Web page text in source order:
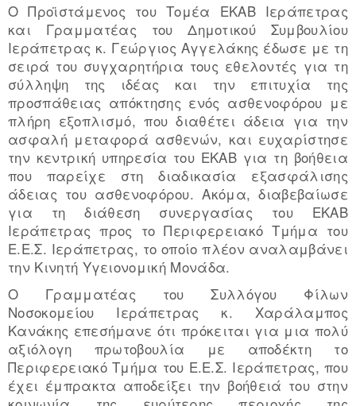
Ο Προϊστάμενος του Τομέα ΕΚΑΒ Ιεράπετρας
και Γραμματέας του Δημοτικού Συμβουλίου
Ιεράπετρας κ. Γεώργιος Αγγελάκης έδωσε με τη
σειρά του συγχαρητήρια τους εθελοντές για τη
σύλληψη της ιδέας και την επιτυχία της
προσπάθειας απόκτησης ενός ασθενοφόρου με
πλήρη εξοπλισμό, που διαθέτει άδεια για την
ασφαλή μεταφορά ασθενών, και ευχαρίστησε
την κεντρική υπηρεσία του ΕΚΑΒ για τη βοήθεια
που παρείχε στη διαδικασία εξασφάλισης
άδειας του ασθενοφόρου. Ακόμα, διαβεβαίωσε
για τη διάθεση συνεργασίας του ΕΚΑΒ
Ιεράπετρας προς το Περιφερειακό Τμήμα του
Ε.Ε.Σ. Ιεράπετρας, το οποίο πλέον αναλαμβάνει
την Κινητή Υγειονομική Μονάδα.
Ο Γραμματέας του Συλλόγου Φίλων
Νοσοκομείου Ιεράπετρας κ. Χαράλαμπος
Κανάκης επεσήμανε ότι πρόκειται για μια πολύ
αξιόλογη πρωτοβουλία με αποδέκτη το
Περιφερειακό Τμήμα του Ε.Ε.Σ. Ιεράπετρας, που
έχει έμπρακτα αποδείξει την βοήθειά του στην